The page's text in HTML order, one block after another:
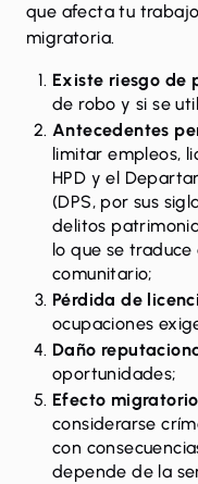
que afecta tu
migratoria.
Existe riesgo de
de robo y si se
Antecedentes
limitar empleos,
HPD y el
(DPS, por sus
delitos
lo que se
comunitario;
Pérdida de
ocupaciones
Daño
oportunidades;
Efecto migratorio
considerarse
con
depende de la